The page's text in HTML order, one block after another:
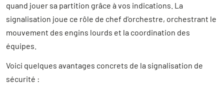
quand jouer sa partition grâce à vos indications. La
signalisation joue ce rôle de chef d'orchestre, orchestrant le
mouvement des engins lourds et la coordination des
équipes.
Voici quelques avantages concrets de la signalisation de
sécurité :